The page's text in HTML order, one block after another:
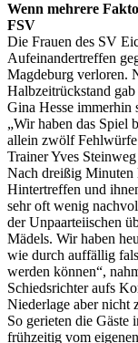
Wenn mehrere
FSV
Die Frauen des SV
Aufeinandertreffen
Magdeburg verloren.
Halbzeitrückstand
Gina Hesse immerhin
„Wir haben das Spiel
allein zwölf Fehlwürfe
Trainer Yves
Nach dreißig Minuten
Hintertreffen und
sehr oft wenig
der Unpaarteiischen
Mädels. Wir haben
wie durch auffällig
werden können“,
Schiedsrichter aufs
Niederlage aber nicht
So gerieten die Gäste
frühzeitig vom